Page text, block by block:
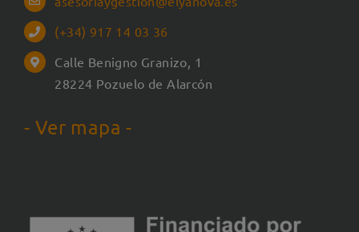
(+34) 917 14 03 36
Calle Benigno Granizo, 1
28224 Pozuelo de Alarcón
- Ver mapa -